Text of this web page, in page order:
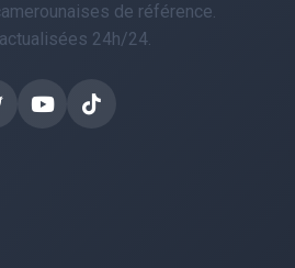
de référence.
24h/24.